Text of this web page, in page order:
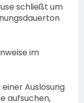
schließt um
im
Auslösung
aufsuchen,